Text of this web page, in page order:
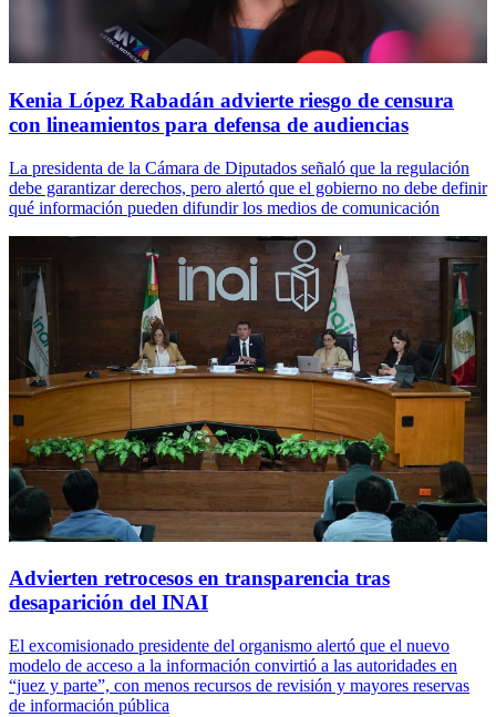
Kenia López Rabadán advierte riesgo de censura
con lineamientos para defensa de audiencias
La presidenta de la Cámara de Diputados señaló que la regulación
debe garantizar derechos, pero alertó que el gobierno no debe definir
qué información pueden difundir los medios de comunicación
Advierten retrocesos en transparencia tras
desaparición del INAI
El excomisionado presidente del organismo alertó que el nuevo
modelo de acceso a la información convirtió a las autoridades en
“juez y parte”, con menos recursos de revisión y mayores reservas
de información pública